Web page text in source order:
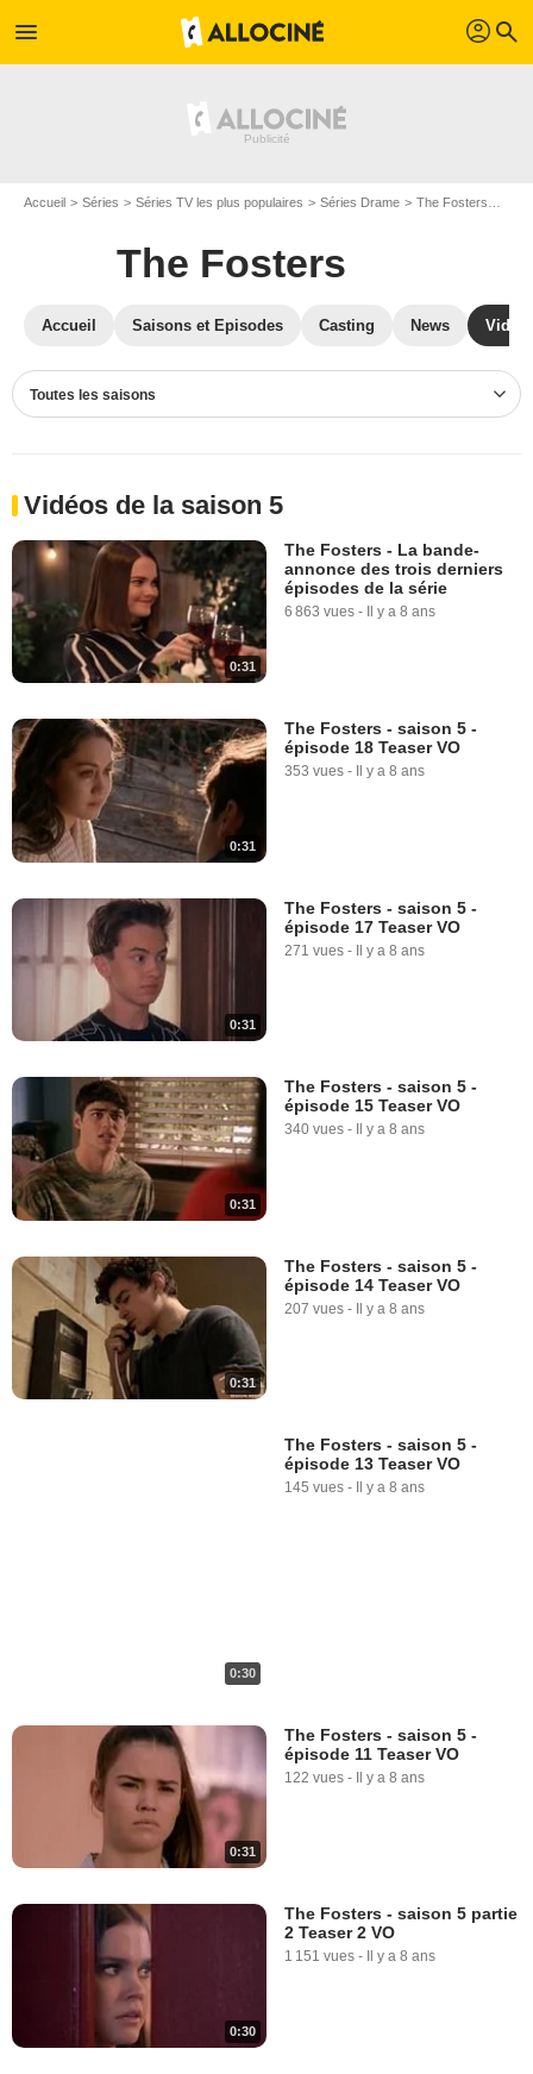
menu profil search
Accueil Séries Séries TV les plus populaires Séries Drame The Fosters
The Fosters
Accueil Saisons et Episodes Casting News
Toutes les saisons
Vidéos de la saison 5
0:31
The Fosters - La bande-
annonce des trois derniers
épisodes de la série
6 863 vues - Il y a 8 ans
0:31
The Fosters - saison 5 -
épisode 18 Teaser VO
353 vues - Il y a 8 ans
0:31
The Fosters - saison 5 -
épisode 17 Teaser VO
271 vues - Il y a 8 ans
0:31
The Fosters - saison 5 -
épisode 15 Teaser VO
340 vues - Il y a 8 ans
0:31
The Fosters - saison 5 -
épisode 14 Teaser VO
207 vues - Il y a 8 ans
0:30
The Fosters - saison 5 -
épisode 13 Teaser VO
145 vues - Il y a 8 ans
0:31
The Fosters - saison 5 -
épisode 11 Teaser VO
122 vues - Il y a 8 ans
0:30
The Fosters - saison 5 partie
2 Teaser 2 VO
1 151 vues - Il y a 8 ans